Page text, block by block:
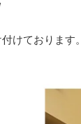
けております。